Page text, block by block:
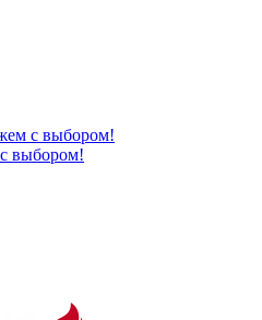
с выбором!
выбором!